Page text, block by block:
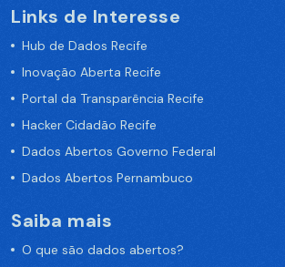
Links de Interesse
Hub de Dados Recife
Inovação Aberta Recife
Portal da Transparência Recife
Hacker Cidadão Recife
Dados Abertos Governo Federal
Dados Abertos Pernambuco
Saiba mais
O que são dados abertos?